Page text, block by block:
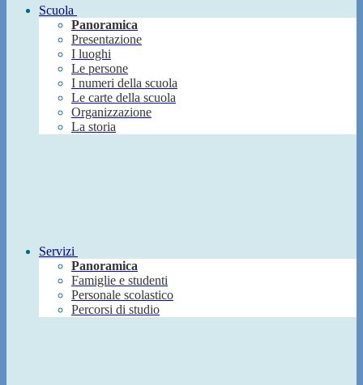
Scuola
Panoramica
Presentazione
I luoghi
Le persone
I numeri della scuola
Le carte della scuola
Organizzazione
La storia
Servizi
Panoramica
Famiglie e studenti
Personale scolastico
Percorsi di studio